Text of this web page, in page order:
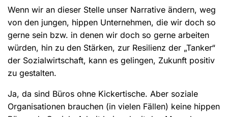
Wenn wir an dieser Stelle unser Narrative ändern, weg
von den jungen, hippen Unternehmen, die wir doch so
gerne sein bzw. in denen wir doch so gerne arbeiten
würden, hin zu den Stärken, zur Resilienz der „Tanker“
der Sozialwirtschaft, kann es gelingen, Zukunft positiv
zu gestalten.
Ja, da sind Büros ohne Kickertische. Aber soziale
Organisationen brauchen (in vielen Fällen) keine hippen